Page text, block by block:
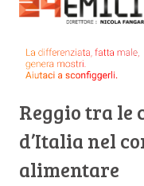
Reggio tra
d’Italia nel
alimentare